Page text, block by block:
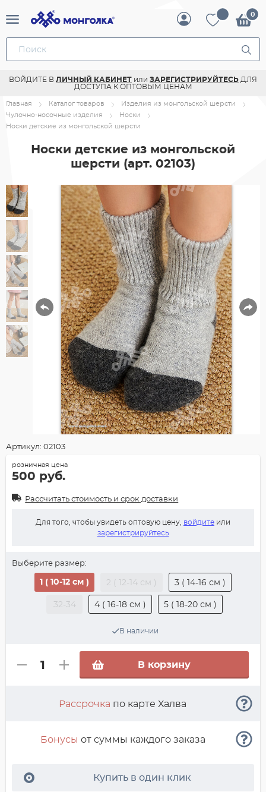
ВОЙДИТЕ В ЛИЧНЫЙ КАБИНЕТ или ЗАРЕГИСТРИРУЙТЕСЬ ДЛЯ
ДОСТУПА К ОПТОВЫМ ЦЕНАМ
Главная Каталог товаров
Изделия из монгольской шерсти
Чулочно-носочные изделия
Носки
Носки детские из монгольской шерсти
Носки детские из монгольской
шерсти (арт. 02103)
Артикул: 02103
розничная цена
500 руб.
Рассчитать стоимость и срок доставки
Для того, чтобы увидеть оптовую цену, войдите или
зарегистрируйтесь
Выберите размер:
1 ( 10-12 см ) 2 ( 12-14 см ) 3 ( 14-16 см )
32-34 4 ( 16-18 см ) 5 ( 18-20 см )
В наличии
В корзину
Рассрочка по карте Халва
Бонусы от суммы каждого заказа
Купить в один клик